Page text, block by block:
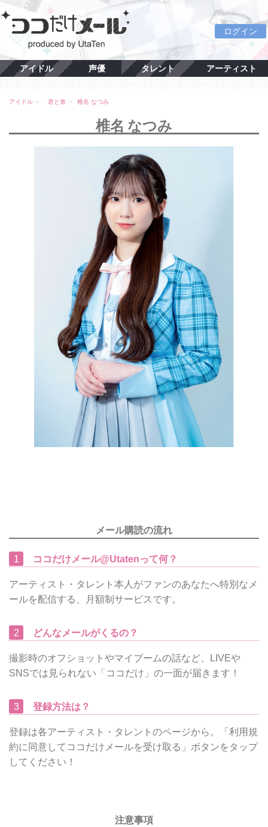
ログイン
アイドル 声優 タレント アーティスト
アイドル 君と青 椎名 なつみ
椎名 なつみ
メール購読の流れ
1 ココだけメール@Utatenって何？
アーティスト・タレント本人がファンのあなたへ特別なメ
ールを配信する、月額制サービスです。
2 どんなメールがくるの？
撮影時のオフショットやマイブームの話など、LIVEや
SNSでは見られない「ココだけ」の一面が届きます！
3 登録方法は？
登録は各アーティスト・タレントのページから。「利用規
約に同意してココだけメールを受け取る」ボタンをタップ
してください！
注意事項